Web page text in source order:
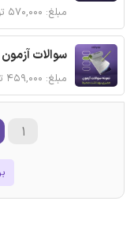
مبلغ: ۵۷۰,۰۰۰ تومان
سوالات
مبلغ: ۴۵۹,۰۰۰ تومان
۱